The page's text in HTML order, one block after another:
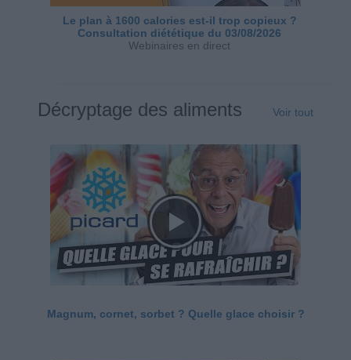
Le plan à 1600 calories est-il trop copieux ?
Consultation diététique du 03/08/2026
Webinaires en direct
Décryptage des aliments Voir tout
Magnum, cornet, sorbet ? Quelle glace choisir ?